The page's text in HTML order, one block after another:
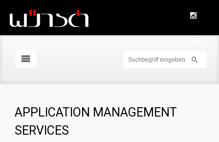
APPLICATION MANAGEMENT
SERVICES